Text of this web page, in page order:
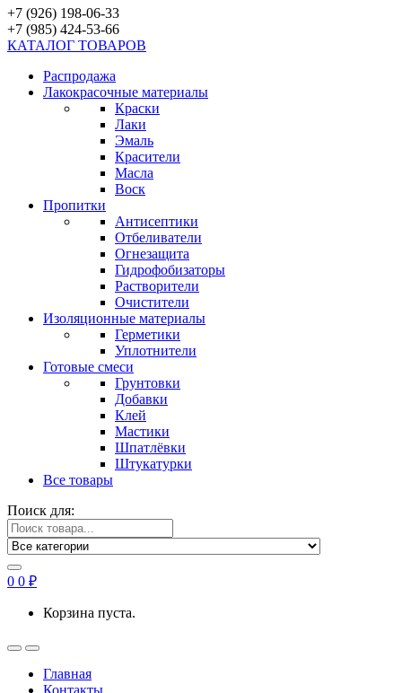
+7 (926) 198-06-33
+7 (985) 424-53-66
КАТАЛОГ ТОВАРОВ
Распродажа
Лакокрасочные материалы
Краски
Лаки
Эмаль
Красители
Масла
Воск
Пропитки
Антисептики
Отбеливатели
Огнезащита
Гидрофобизаторы
Растворители
Очистители
Изоляционные материалы
Герметики
Уплотнители
Готовые смеси
Грунтовки
Добавки
Клей
Мастики
Шпатлёвки
Штукатурки
Все товары
Поиск для:
0 0 ₽
Корзина пуста.
Главная
Контакты